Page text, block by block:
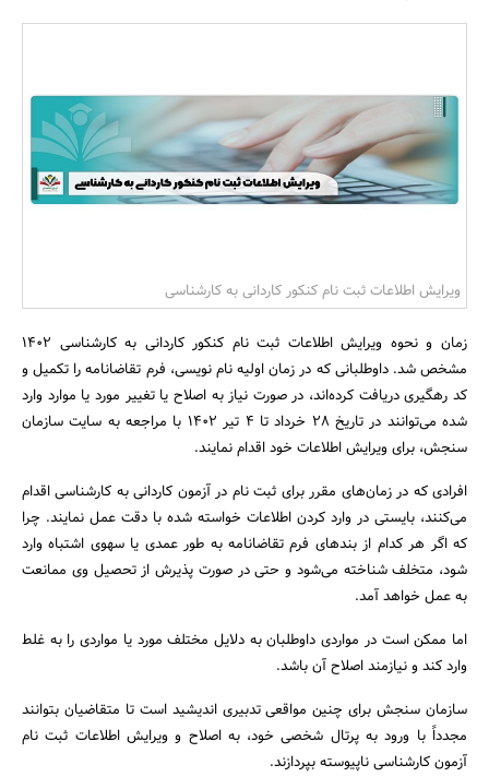
بانک، بیمه و سرمایه
ویرایش اطلاعات ثبت نام کنکور کاردانی به کارشناسی
زمان و نحوه ویرایش اطلاعات ثبت نام کنکور کاردانی به کارشناسی ۱۴۰۲
مشخص شد. داوطلبانی که در زمان اولیه نام نویسی، فرم تقاضانامه را تکمیل و
کد رهگیری دریافت کرده‌اند، در صورت نیاز به اصلاح یا تغییر مورد یا موارد وارد
شده می‌توانند در تاریخ 28 خرداد تا 4 تیر 1402 با مراجعه به سایت سازمان
سنجش، برای ویرایش اطلاعات خود اقدام نمایند.
افرادی که در زمان‌های مقرر برای ثبت نام در آزمون کاردانی به کارشناسی اقدام
می‌کنند، بایستی در وارد کردن اطلاعات خواسته شده با دقت عمل نمایند. چرا
که اگر هر کدام از بندهای فرم تقاضانامه به طور عمدی یا سهوی اشتباه وارد
شود، متخلف شناخته می‌شود و حتی در صورت پذیرش از تحصیل وی ممانعت
به عمل خواهد آمد.
اما ممکن است در مواردی داوطلبان به دلایل مختلف مورد یا مواردی را به غلط
وارد کند و نیازمند اصلاح آن باشد.
سازمان سنجش برای چنین مواقعی تدبیری اندیشید است تا متقاضیان بتوانند
مجدداً با ورود به پرتال شخصی خود، به اصلاح و ویرایش اطلاعات ثبت نام
آزمون کارشناسی ناپیوسته بپردازند.